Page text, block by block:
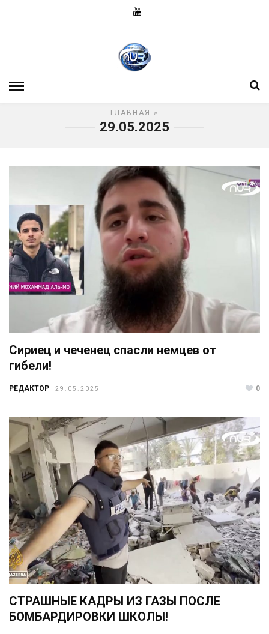
ГЛАВНАЯ »
29.05.2025
Сириец и чеченец спасли немцев от
гибели!
РЕДАКТОР 29.05.2025 0
СТРАШНЫЕ КАДРЫ ИЗ ГАЗЫ ПОСЛЕ
БОМБАРДИРОВКИ ШКОЛЫ!